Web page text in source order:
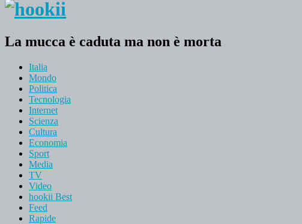
La mucca è caduta ma non è morta
Italia
Mondo
Politica
Tecnologia
Internet
Scienza
Cultura
Economia
Sport
Media
TV
Video
hookii Best
Feed
Rapide